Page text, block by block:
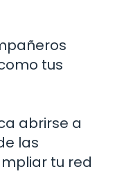
tus
abrirse a
las
tu red